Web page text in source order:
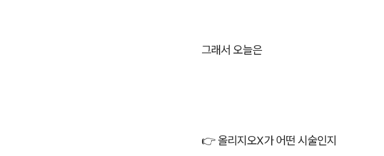
그래서 오늘은
👉 올리지오X가 어떤 시술인지